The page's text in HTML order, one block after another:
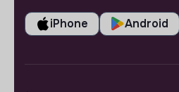
iPhone Android